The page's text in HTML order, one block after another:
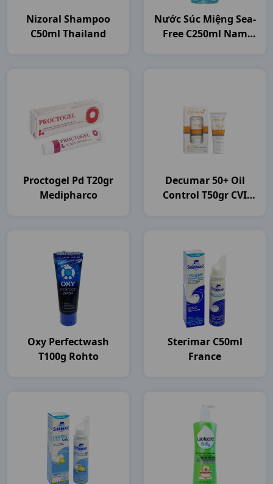
Nizoral Shampoo
C50ml Thailand
Nước Súc Miệng Sea-
Free C250ml Nam
Proctogel Pd T20gr
Medipharco
Decumar 50+ Oil
Control T50gr CVI
Oxy Perfectwash
T100g Rohto
Sterimar C50ml
France